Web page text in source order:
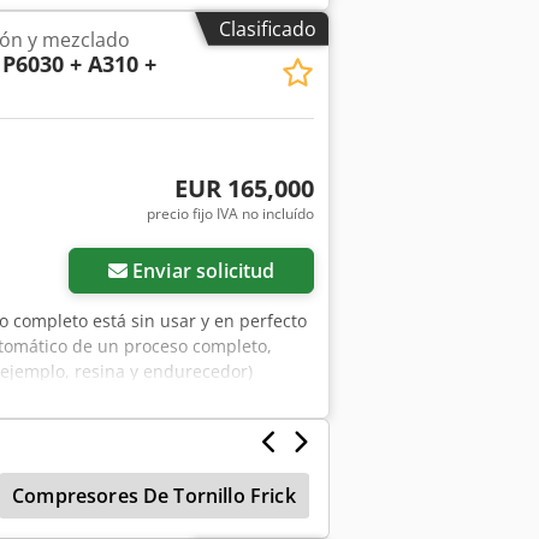
Clasificado
y mezclado
+ A310 +
EUR 165,000
precio fijo IVA no incluído
Enviar solicitud
completo está sin usar y en perfecto
de un proceso completo,
resina y endurecedor)
definidas sobre la pieza de
Z). Funcionamiento en modo
400 V CA, 50/60 Hz Corriente
de control: 24 V CC Presión de
de aire comprimido: 6 bar
-20 °C a +60 °C
Compresores De Tornillo Frick